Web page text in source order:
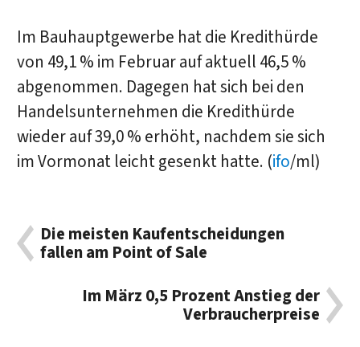
Im Bauhauptgewerbe hat die Kredithürde
von 49,1 % im Februar auf aktuell 46,5 %
abgenommen. Dagegen hat sich bei den
Handelsunternehmen die Kredithürde
wieder auf 39,0 % erhöht, nachdem sie sich
im Vormonat leicht gesenkt hatte. (ifo/ml)
Die meisten Kaufentscheidungen
fallen am Point of Sale
Im März 0,5 Prozent Anstieg der
Verbraucherpreise